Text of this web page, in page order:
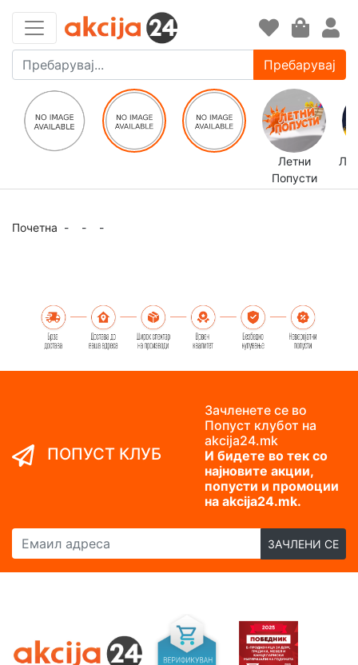
Пребарувај
Летни
Попусти
Почетна - - -
ПОПУСТ КЛУБ
Зачленете се во
Попуст клубот на
akcija24.mk
И бидете во тек со
најновите акции,
попусти и промоции
на akcija24.mk.
Емаил адреса
ЗАЧЛЕНИ СЕ